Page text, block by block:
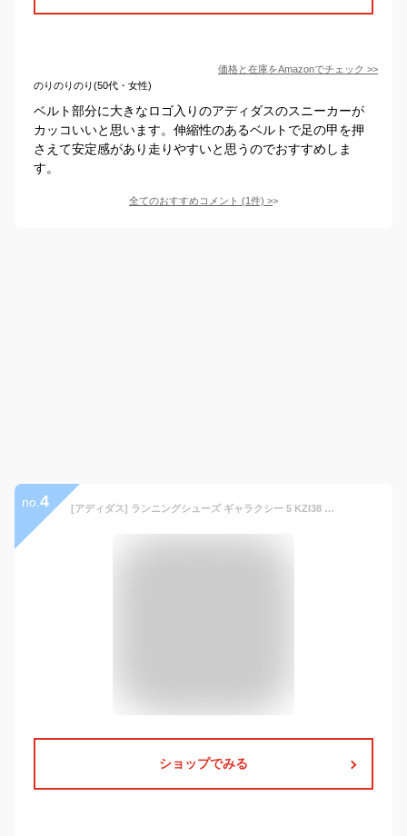
価格と在庫をAmazonでチェック >>
のりのりのり(50代・女性)
ベルト部分に大きなロゴ入りのアディダスのスニーカーが
カッコいいと思います。伸縮性のあるベルトで足の甲を押
さえて安定感があり走りやすいと思うのでおすすめしま
す。
全てのおすすめコメント (1件) >
no. 4 [アディダス] ランニングシューズ ギャラクシー 5 KZI38 メンズ コアブラック/フットウェアホワイト/フットウェアホワイト(FW5717) 26.0 cm
ショップでみる